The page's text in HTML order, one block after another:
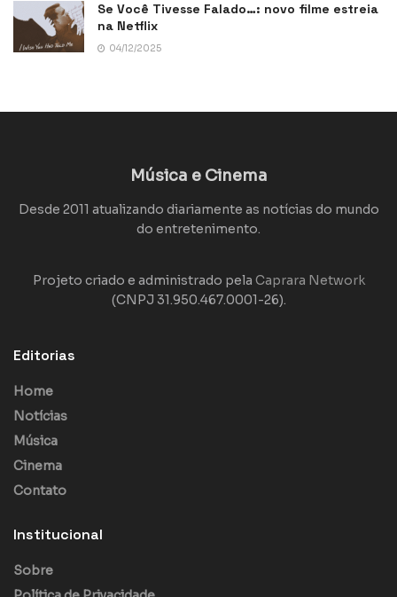
Se Você Tivesse Falado…: novo filme estreia
na Netflix
04/12/2025
Música e Cinema
Desde 2011 atualizando diariamente as notícias do mundo
do entretenimento.
Projeto criado e administrado pela Caprara Network
(CNPJ 31.950.467.0001-26).
Editorias
Home
Notícias
Música
Cinema
Contato
Institucional
Sobre